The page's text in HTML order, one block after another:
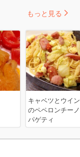
キャベツとウイ
のペペロンチー
パゲティ
もっと見る